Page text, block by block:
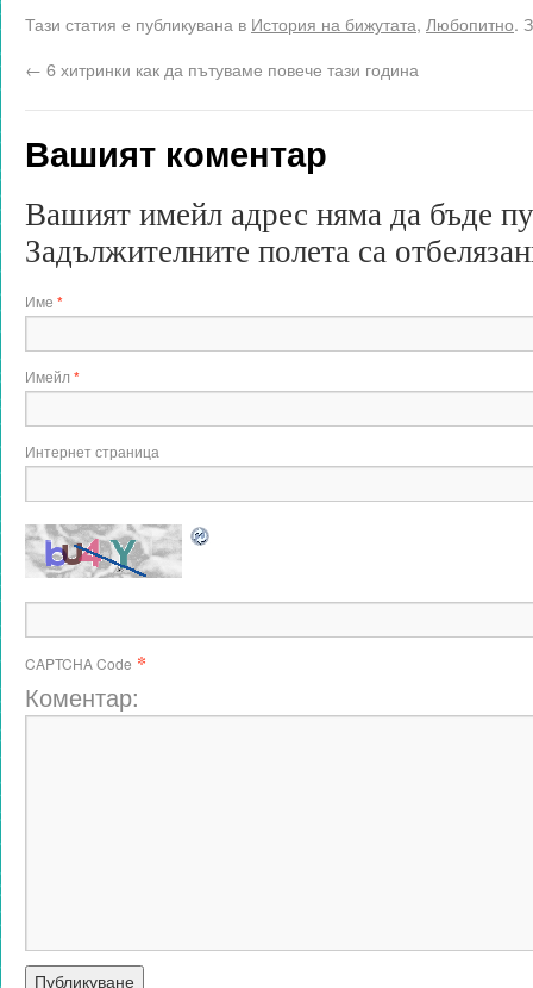
Тази статия е публикувана в История на бижутата, Любопитно.
← 6 хитринки как да пътуваме повече тази година
Вашият коментар
Вашият имейл адрес няма да бъде
Задължителните полета са
Име *
Имейл *
Интернет страница
CAPTCHA Code *
Коментар: